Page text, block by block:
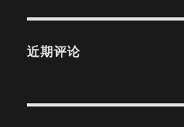
近期评论